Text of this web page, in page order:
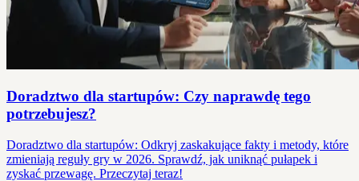
Doradztwo dla startupów: Czy naprawdę tego
potrzebujesz?
Doradztwo dla startupów: Odkryj zaskakujące fakty i metody, które
zmieniają reguły gry w 2026. Sprawdź, jak uniknąć pułapek i
zyskać przewagę. Przeczytaj teraz!